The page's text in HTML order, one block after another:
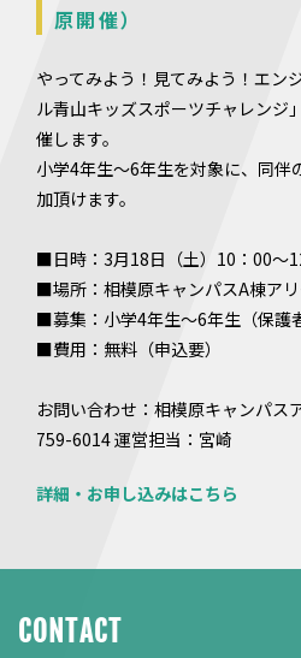
原開催）
やってみよう！見てみよう！エン
ル青山キッズスポーツチャレンジ
催します。
小学4年生～6年生を対象に、同伴
加頂けます。
■日時：3月18日（土）10：00～
■場所：相模原キャンパスA棟ア
■募集：小学4年生～6年生（保護
■費用：無料（申込要）
お問い合わせ：相模原キャンパス
759-6014 運営担当：宮崎
詳細・お申し込みはこちら
CONTACT